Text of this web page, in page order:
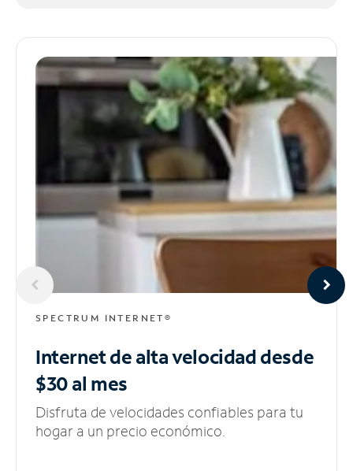
SPECTRUM INTERNET®
Internet de alta velocidaddesde
$30 al mes
Disfruta de velocidades confiables para tu
hogar a un precio económico.